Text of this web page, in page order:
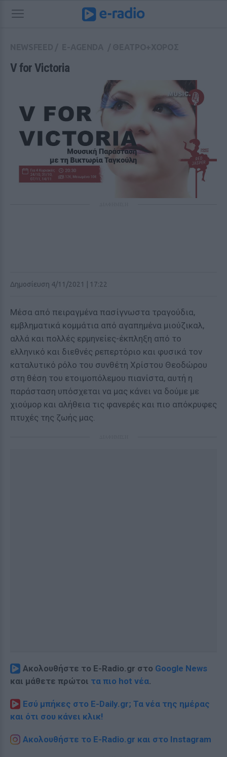
V for Victoria
Δημοσίευση 4/11/2021 | 17:22
Μέσα από πειραγμένα πασίγνωστα τραγούδια,
εμβληματικά κομμάτια από αγαπημένα μιούζικαλ,
αλλά και πολλές ερμηνείες-έκπληξη από το
ελληνικό και διεθνές ρεπερτόριο και φυσικά τον
καταλυτικό ρόλο του συνθέτη Χρίστου Θεοδώρου
στη θέση του ετοιμοπόλεμου πιανίστα, αυτή η
παράσταση υπόσχεται να μας κάνει να δούμε με
χιούμορ και αλήθεια τις φανερές και πιο απόκρυφες
πτυχές της ζωής μας.
Ακολουθήστε το E-Radio.gr στο Google News
και μάθετε πρώτοι τα πιο hot νέα.
Εσύ μπήκες στο E-Daily.gr; Τα νέα της ημέρας
και ότι σου κάνει κλικ!
Ακολουθήστε το E-Radio.gr και στο Instagram